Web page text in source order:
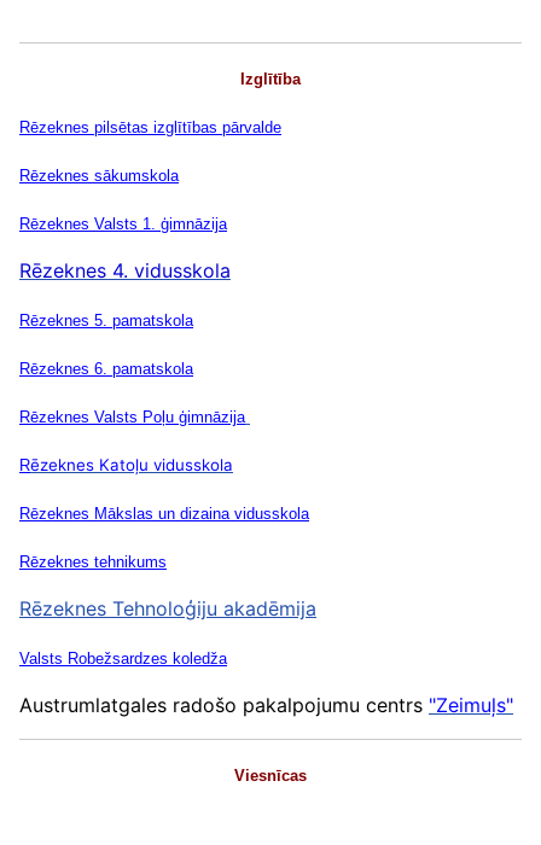
Izglītība
Rēzeknes pilsētas izglītības pārvalde
Rēzeknes sākumskola
Rēzeknes Valsts 1. ģimnāzija
Rēzeknes 4. vidusskola
Rēzeknes 5. pamatskola
Rēzeknes 6. pamatskola
Rēzeknes Valsts Poļu ģimnāzija
Rēzeknes Katoļu vidusskola
Rēzeknes Mākslas un dizaina vidusskola
Rēzeknes tehnikums
Rēzeknes Tehnoloģiju akadēmija
Valsts Robežsardzes koledža
Austrumlatgales radošo pakalpojumu centrs "Zeimuļs"
Viesnīcas